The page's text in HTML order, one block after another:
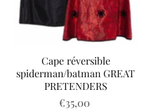
Cape réversible
spiderman/batman GREAT
PRETENDERS
€35,00